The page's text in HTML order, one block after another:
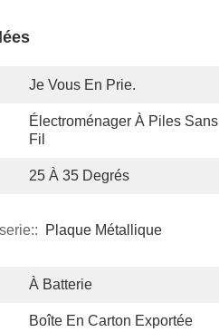
Je Vous En Prie.
Électroménager À Piles Sans
Fil
25 À 35 Degrés
Plaque Métallique
À Batterie
Boîte En Carton Exportée